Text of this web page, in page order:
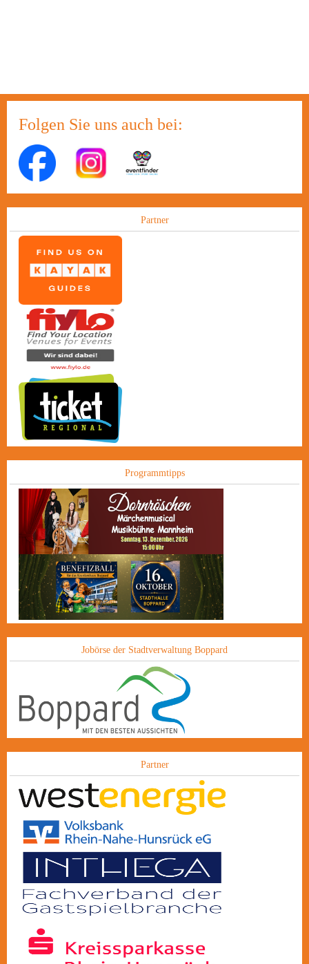
Folgen Sie uns auch bei:
Partner
Programmtipps
Jobörse der Stadtverwaltung Boppard
Partner